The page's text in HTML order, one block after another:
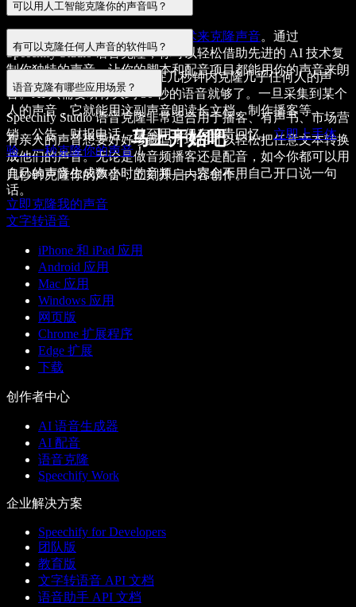
可以用人工智能克隆你的声音吗？
现在可以用人工智能技术来克隆声音。通过
Speechify Studio 语音克隆，你可以轻松借助先进的 AI 技术复
制你独特的声音，让你的脚本和配音项目都能用你的声音来朗
读。
有可以克隆任何人声音的软件吗？
可以在几秒钟内克隆几乎任何人的声
音。AI 只需要听你大约 30 秒的语音就够了。一旦采集到某个
人的声音，它就能用这副声音朗读长文档、制作播客等。
有亲人的声音想要好好珍藏吗？现在可以轻松把任意文本转换
成他们的声音。无论是做音频播客还是配音，如今你都可以用
自己的声音生成数小时的音频——完全不用自己开口说一句
话。
语音克隆有哪些应用场景？
Speechify Studio 语音克隆非常适合用于播客、有声书、市场营
销、公告、财报电话，甚至用来保存珍贵回忆。立即上手体
验，一秒克隆你的声音！
马上开始吧
几秒钟克隆你的声音，立刻开启内容创作。
立即克隆我的声音
文字转语音
iPhone 和 iPad 应用
Android 应用
Mac 应用
Windows 应用
网页版
Chrome 扩展程序
Edge 扩展
下载
创作者中心
AI 语音生成器
AI 配音
语音克隆
Speechify Work
企业解决方案
Speechify for Developers
团队版
教育版
文字转语音 API 文档
语音助手 API 文档